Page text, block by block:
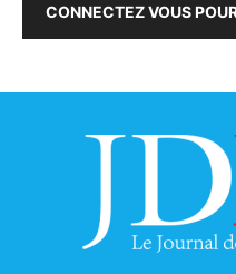
CONNECTEZ VOUS